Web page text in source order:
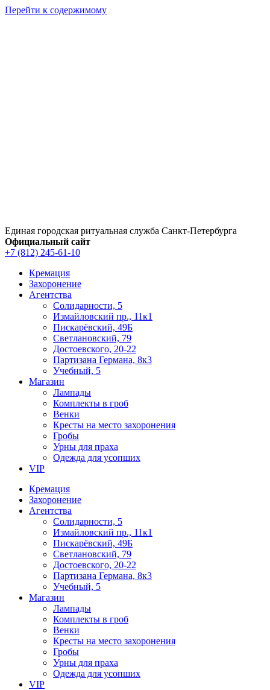
Перейти к содержимому
Единая городская ритуальная служба Санкт‑Петербурга
Официальный сайт
+7 (812) 245-61-10
Кремация
Захоронение
Агентства
Солидарности, 5
Измайловский пр., 11к1
Пискарёвский, 49Б
Светлановский, 79
Достоевского, 20-22
Партизана Германа, 8к3
Учебный, 5
Магазин
Лампады
Комплекты в гроб
Венки
Кресты на место захоронения
Гробы
Урны для праха
Одежда для усопших
VIP
Кремация
Захоронение
Агентства
Солидарности, 5
Измайловский пр., 11к1
Пискарёвский, 49Б
Светлановский, 79
Достоевского, 20-22
Партизана Германа, 8к3
Учебный, 5
Магазин
Лампады
Комплекты в гроб
Венки
Кресты на место захоронения
Гробы
Урны для праха
Одежда для усопших
VIP